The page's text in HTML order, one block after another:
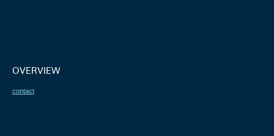
OVERVIEW
contact